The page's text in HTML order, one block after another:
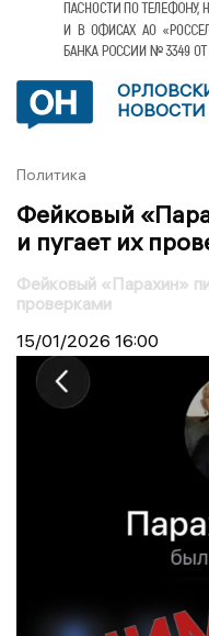
НОВОСТИ
Политика
Фейковый
и пугает их
Фейковый «Парахин»
проверками
15/01/2026 16:00